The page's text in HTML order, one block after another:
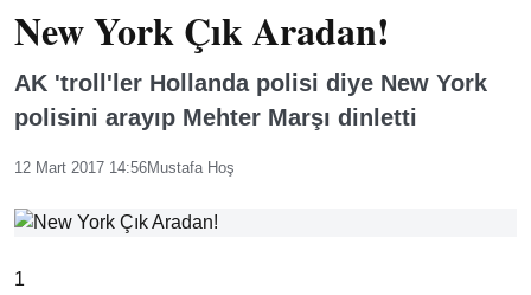
New York Çık Aradan!
AK 'troll'ler Hollanda polisi diye New York
polisini arayıp Mehter Marşı dinletti
12 Mart 2017 14:56Mustafa Hoş
1